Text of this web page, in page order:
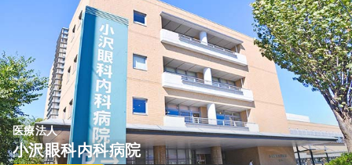
医療法人
小沢眼科内科病院